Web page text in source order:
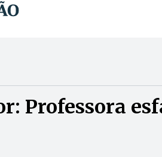
Professora